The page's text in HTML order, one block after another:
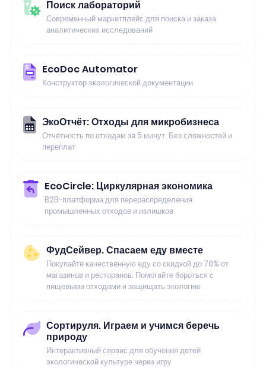
Поиск лабораторий
Современный маркетплейс для поиска и заказа
аналитических исследований
EcoDoc Automator
Конструктор экологической документации
ЭкоОтчёт: Отходы для микробизнеса
Отчётность по отходам за 5 минут. Без сложностей и
переплат
EcoCircle: Циркулярная экономика
B2B-платформа для перераспределения
промышленных отходов и излишков
ФудСейвер. Спасаем еду вместе
Покупайте качественную еду со скидкой до 70% от
магазинов и ресторанов. Помогайте бороться с
пищевыми отходами и защищать экологию
Сортируля. Играем и учимся беречь
природу
Интерактивный сервис для обучения детей
экологической культуре через игру